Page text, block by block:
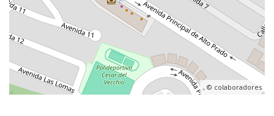
, © colaboradores